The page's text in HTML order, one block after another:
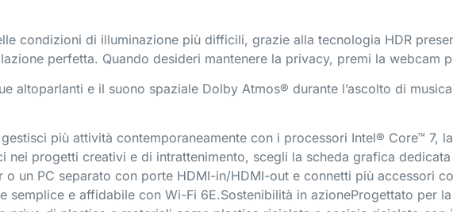
condizioni di illuminazione più difficili, grazie alla tecnologia HDR
perfetta. Quando desideri mantenere la privacy, premi la
altoparlanti e il suono spaziale Dolby Atmos® durante l’ascolto di
più attività contemporaneamente con i processori Intel® Core™ 7, la
nei progetti creativi e di intrattenimento, scegli la scheda grafica dedicata
o un PC separato con porte HDMI-in/HDMI-out e connetti più accessori
semplice e affidabile con Wi-Fi 6E.Sostenibilità in azioneProgettato per